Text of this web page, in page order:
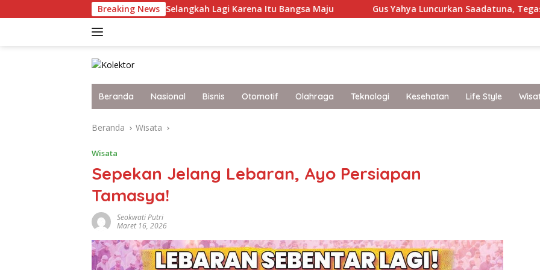
ke
Breaking News
Malaysia yang Selangkah Lagi Karena Itu Bangsa Maju Gus Yahya Luncurkan Saadatuna, Tegaskan 5 Prinsip
Beranda Nasional Bisnis Otomotif Olahraga Teknologi Kesehatan Life Style
Beranda Wisata
Wisata
Sepekan Jelang Lebaran, Ayo Persiapan
Tamasya!
Seokwati Putri
Maret 16, 2026